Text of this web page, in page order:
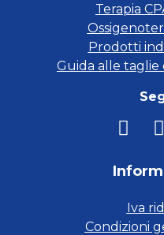
Terapia
Prodotti
Guida alle taglie
Iva
Condizioni